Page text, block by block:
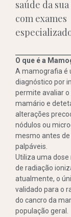
saúde da
com exames
O que é a
A mamografia é
diagnóstico por
permite avaliar o
mamário e
alterações
nódulos ou
mesmo antes
palpáveis.
Utiliza uma
de radiação
atualmente, o
validado para o
do cancro da
população geral.